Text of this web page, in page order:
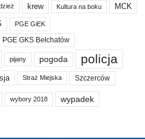
krew Kultura na boku MCK
PGE GiEK
PGE GKS Bełchatów
pijany pogoda policja
Straż Miejska Szczerców
wybory 2018 wypadek